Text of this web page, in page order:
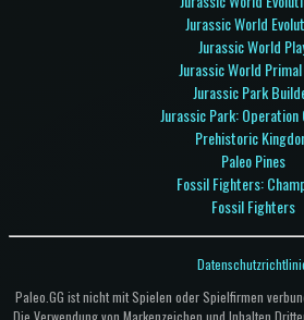
Jurassic World
Jurassic World
Jurassic World
Jurassic Park
Jurassic Park: Operation
Prehistoric
Paleo Pines
Fossil Fighters:
Fossil Fighters
Paleo.GG ist nicht mit Spielen oder Spielfirmen
Die Verwendung von Markenzeichen und Inhalten